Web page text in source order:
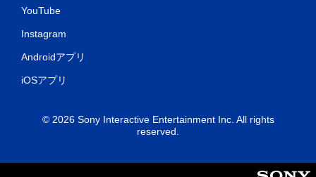
YouTube
Instagram
Androidアプリ
iOSアプリ
© 2026 Sony Interactive Entertainment Inc. All rights
reserved.